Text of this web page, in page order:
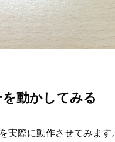
動かしてみる
実際に動作させてみます。